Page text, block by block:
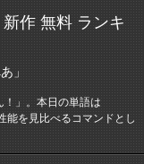
作 無料 ランキ
」
」。本日の単語は
能を見比べるコマンドとし